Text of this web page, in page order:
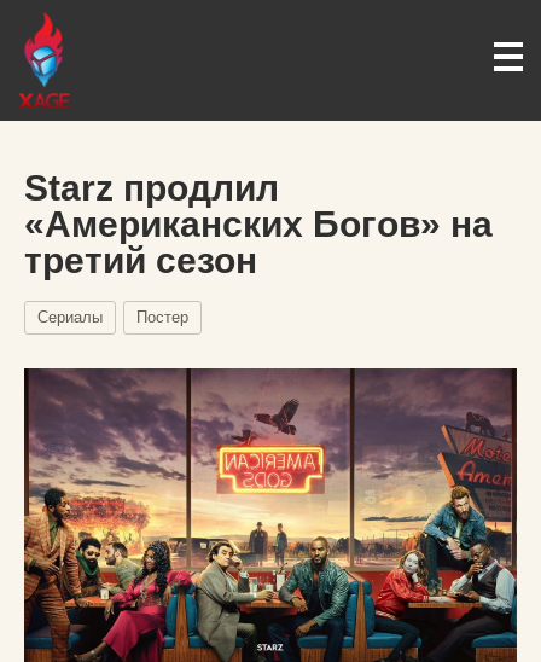
Starz продлил
«Американских Богов» на
третий сезон
Сериалы Постер